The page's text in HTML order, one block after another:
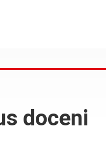
doceni